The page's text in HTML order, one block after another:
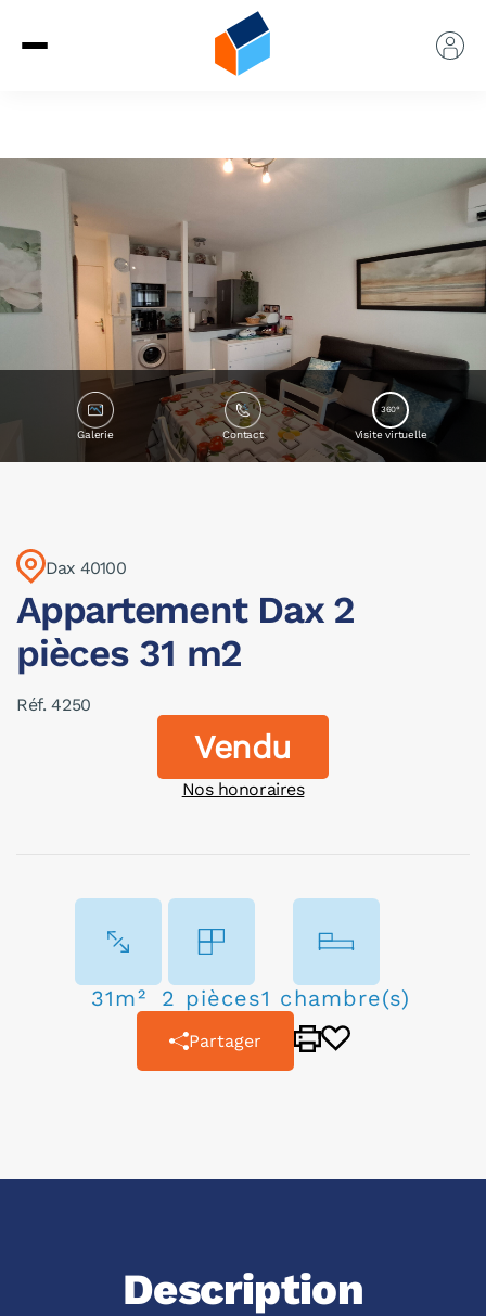
Galerie Contact
360°
Visite virtuelle
Dax 40100
Appartement Dax 2
pièces 31 m2
Réf. 4250
Vendu
Nos honoraires
31m² 2 pièces1 chambre(s)
Partager
Description